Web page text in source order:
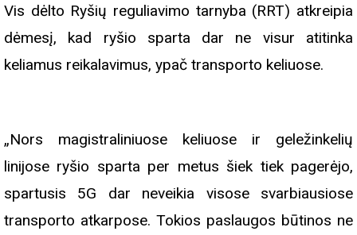
Vis dėlto Ryšių reguliavimo tarnyba (RRT) atkreipia
dėmesį, kad ryšio sparta dar ne visur atitinka
keliamus reikalavimus, ypač transporto keliuose.
„Nors magistraliniuose keliuose ir geležinkelių
linijose ryšio sparta per metus šiek tiek pagerėjo,
spartusis 5G dar neveikia visose svarbiausiose
transporto atkarpose. Tokios paslaugos būtinos ne